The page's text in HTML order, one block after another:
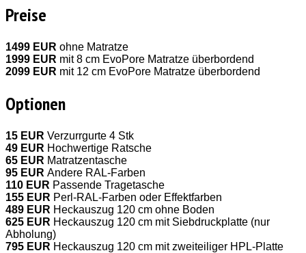
Preise
1499 EUR ohne Matratze
1999 EUR mit 8 cm EvoPore Matratze überbordend
2099 EUR mit 12 cm EvoPore Matratze überbordend
Optionen
15 EUR Verzurrgurte 4 Stk
49 EUR Hochwertige Ratsche
65 EUR Matratzentasche
95 EUR Andere RAL-Farben
110 EUR Passende Tragetasche
155 EUR Perl-RAL-Farben oder Effektfarben
489 EUR Heckauszug 120 cm ohne Boden
625 EUR Heckauszug 120 cm mit Siebdruckplatte (nur
Abholung)
795 EUR Heckauszug 120 cm mit zweiteiliger HPL-Platte